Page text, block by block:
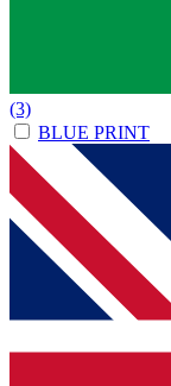
(3)
BLUE PRINT